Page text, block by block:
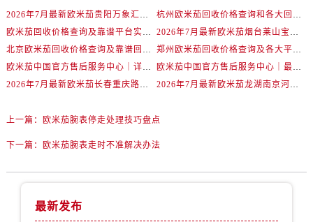
辽宁省本溪市平山区胜利路欧米茄售后服务中心（需提前预约）
辽宁省朝阳市双塔区新华路欧米茄售后服务中心（需提前预约）
辽宁省丹东市振兴区七经街欧米茄售后服务中心（需提前预约）
辽宁省辽阳市白塔区新运大街欧米茄售后服务中心（需提前预约）
2026年7月最新欧米茄贵阳万象汇维修保养服务电话
杭州欧米茄回收价格查询和各大回收平台实测排行（2026年7月最新数据）
欧米茄回收价格查询及靠谱平台实测排行(2026年7月最新)
2026年7月最新欧米茄烟台莱山宝龙广场维修保养服务电话
北京欧米茄回收价格查询及靠谱回收平台实测排行（2026年7月最新数据）
郑州欧米茄回收价格查询及各大平台实测排行(2026年7月最新数据)
欧米茄中国官方售后服务中心｜详细地址与售后电话权威信息通知（2026年7月最新）
欧米茄中国官方售后服务中心｜最新维修地址及官方电话权威信息通告（2026年7月最新）
2026年7月最新欧米茄长春重庆路万达广场维修保养服务电话
2026年7月最新欧米茄龙湖南京河西天街维修保养服务电话
上一篇： 欧米茄腕表停走处理技巧盘点
下一篇： 欧米茄腕表走时不准解决办法
最新发布